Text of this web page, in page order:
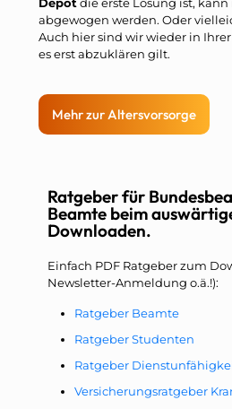
Depotdie erste Lösung ist, kann
abgewogen werden. Oder
Auch hier sind wir wieder in Ihrer
es erst abzuklären gilt.
Mehr zur Altersvorsorge
Ratgeber für
Beamte beim
Downloaden.
Einfach PDF Ratgeber zum
Newsletter-Anmeldung o.ä.!):
Ratgeber Beamte
Ratgeber Studenten
Ratgeber
Versicherungsratgeber